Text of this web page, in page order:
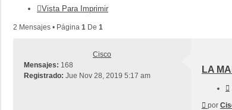
Vista Para Imprimir
2 Mensajes • Página 1 De 1
Cisco
Mensajes: 168
Registrado: Jue Nov 28, 2019 5:17 am
LA
por